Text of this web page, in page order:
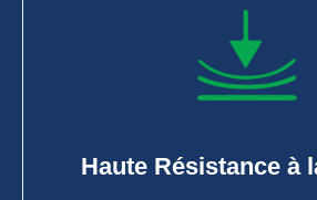
Haute Résistance à